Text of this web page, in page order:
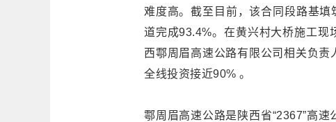
难度高。截至目前，该合同段路基
道完成93.4%。在黄兴村大桥施工现
西鄠周眉高速公路有限公司相关负
全线投资接近90% 。
鄠周眉高速公路是陕西省“2367”高